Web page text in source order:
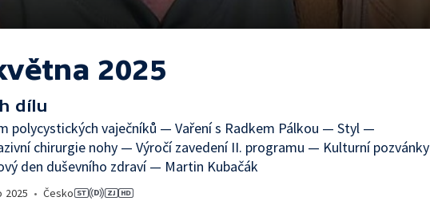
2025
dílu
polycystických vaječníků — Vaření s Radkem Pálkou — Styl —
chirurgie nohy — Výročí zavedení II. programu — Kulturní pozvánky
den duševního zdraví — Martin Kubačák
2025 • Česko